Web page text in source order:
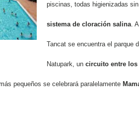
piscinas, todas higienizadas
sistema de cloración salina.
Tancat se encuentra el parque
Natupark, un circuito entre los
pequeños se celebrará paralelamente